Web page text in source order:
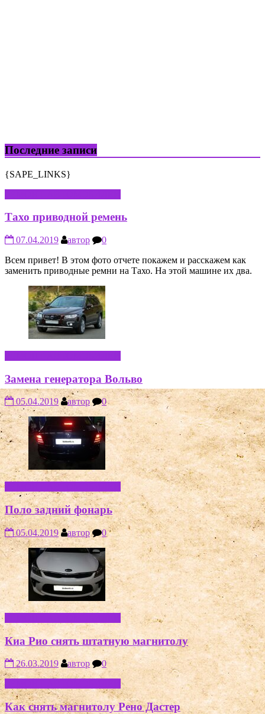
Последние записи
{SAPE_LINKS}
Тахо приводной ремень
07.04.2019 автор
0
Всем привет! В этом фото отчете покажем и расскажем как
заменить приводные ремни на Тахо. На этой машине их два.
Замена генератора Вольво
05.04.2019 автор 0
Поло задний фонарь
05.04.2019 автор 0
Киа Рио снять штатную магнитолу
26.03.2019 автор
0
Как снять магнитолу Рено Дастер